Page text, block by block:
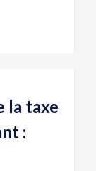
la taxe
: